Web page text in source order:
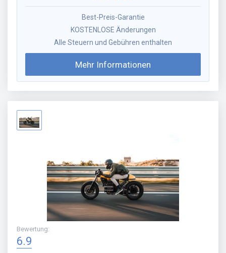
Best-Preis-Garantie
KOSTENLOSE Änderungen
Alle Steuern und Gebühren enthalten
Mehr Informationen
Bewertung:
6.9